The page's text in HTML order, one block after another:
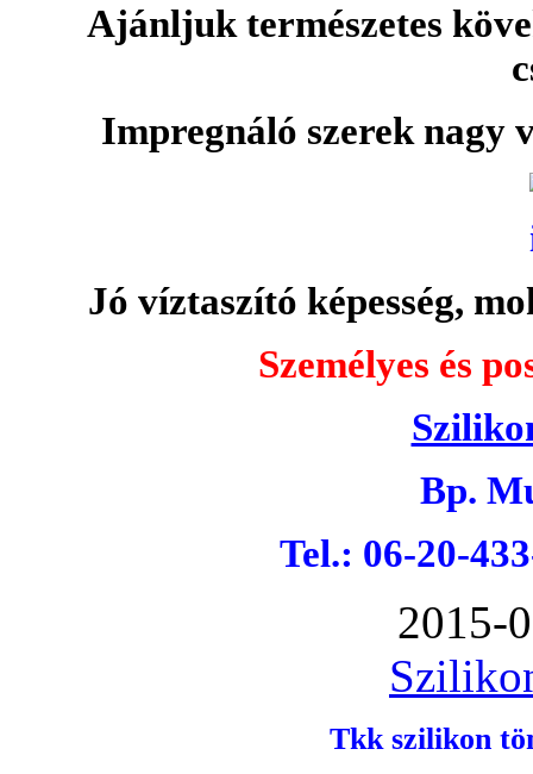
Ajánljuk természetes
Impregnáló szerek
Jó víztaszító képesség,
Személyes és
Bp.
Tel.: 06-20-
2015-
Tkk szilikon